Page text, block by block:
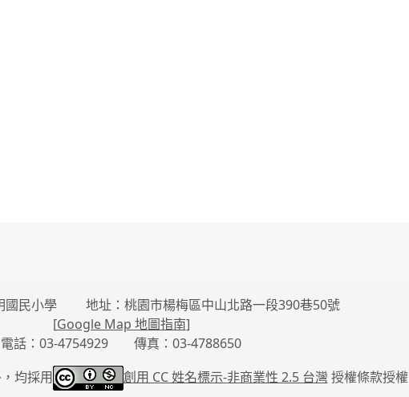
國民小學 地址：桃園市楊梅區中山北路一段390巷50號
[Google Map 地圖指南]
電話：03-4754929 傳真：03-4788650
均採用
創用 CC 姓名標示-非商業性 2.5 台灣 授權條款授權